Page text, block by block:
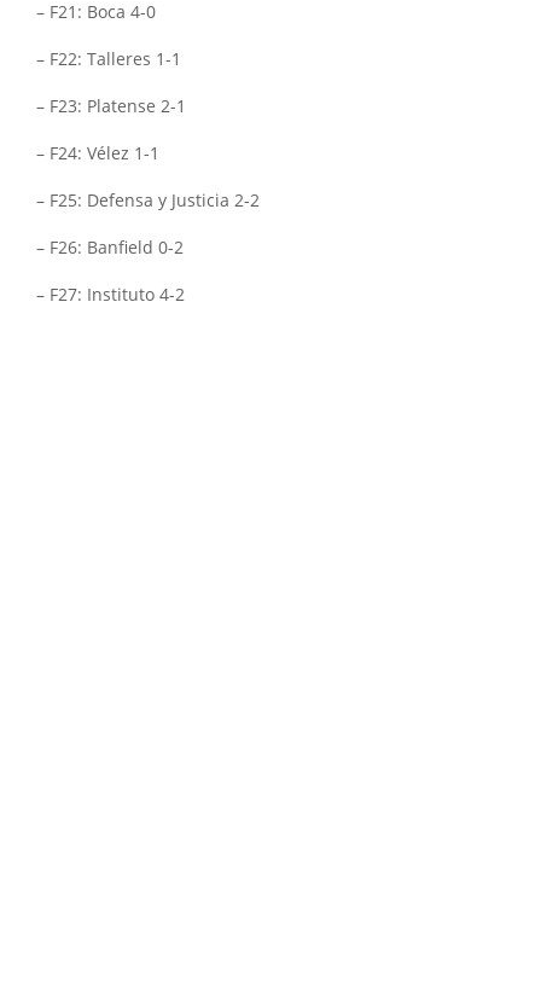
– F21: Boca 4-0
– F22: Talleres 1-1
– F23: Platense 2-1
– F24: Vélez 1-1
– F25: Defensa y Justicia 2-2
– F26: Banfield 0-2
– F27: Instituto 4-2